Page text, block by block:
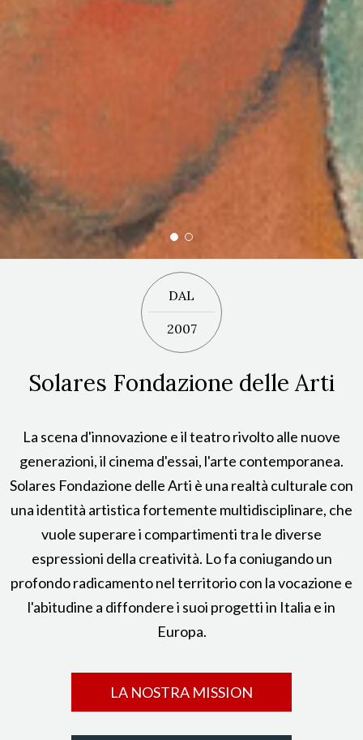
DAL
2007
Solares Fondazione delle Arti
La scena d'innovazione e il teatro rivolto alle nuove
generazioni, il cinema d'essai, l'arte contemporanea.
Solares Fondazione delle Arti è una realtà culturale con
una identità artistica fortemente multidisciplinare, che
vuole superare i compartimenti tra le diverse
espressioni della creatività. Lo fa coniugando un
profondo radicamento nel territorio con la vocazione e
l'abitudine a diffondere i suoi progetti in Italia e in
Europa.
LA NOSTRA MISSION